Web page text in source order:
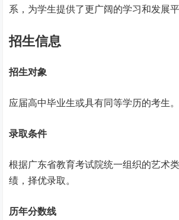
系，为学生提供了更广阔的学习和发展平
招生信息
招生对象
应届高中毕业生或具有同等学历的考生。
录取条件
根据广东省教育考试院统一组织的艺术
绩，择优录取。
历年分数线